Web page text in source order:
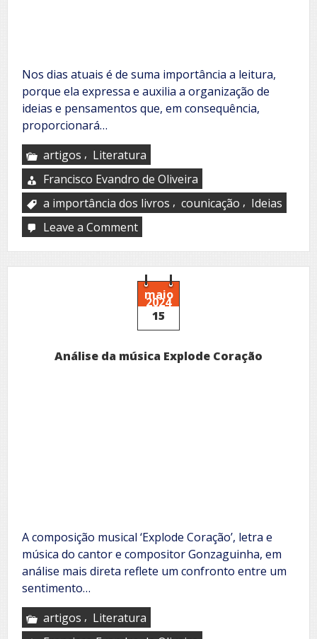
Nos dias atuais é de suma importância a leitura,
porque ela expressa e auxilia a organização de
ideias e pensamentos que, em consequência,
proporcionará…
artigos , Literatura
Francisco Evandro de Oliveira
a importância dos livros , counicação , Ideias
Leave a Commenton
importância
do
livro
para
os
nossos
jovens
maio
2024
15
Análise da música Explode Coração
A composição musical ‘Explode Coração’, letra e
música do cantor e compositor Gonzaguinha, em
análise mais direta reflete um confronto entre um
sentimento…
artigos , Literatura